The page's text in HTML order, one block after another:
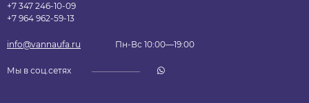
+7 347 246-10-09
+7 964 962-59-13
info@vannaufa.ru Пн-Вс 10:00—19:00
Мы в соц.сетях